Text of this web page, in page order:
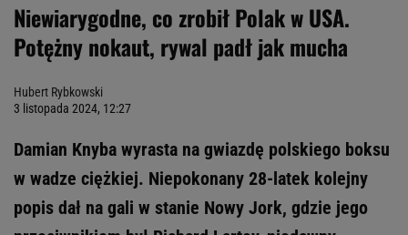
Niewiarygodne, co zrobił Polak w USA.
Potężny nokaut, rywal padł jak mucha
Hubert Rybkowski
3 listopada 2024, 12:27
Damian Knyba wyrasta na gwiazdę polskiego boksu
w wadze ciężkiej. Niepokonany 28-latek kolejny
popis dał na gali w stanie Nowy Jork, gdzie jego